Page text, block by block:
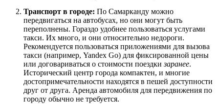
Транспорт в городе: По Самарканду можно
передвигаться на автобусах, но они могут быть
переполнены. Гораздо удобнее пользоваться услугами
такси. Их много, и они относительно недороги.
Рекомендуется пользоваться приложениями для вызова
такси (например, Yandex Go) для фиксированной цены
или договариваться о стоимости поездкизаранее.
Исторический центр города компактен, и многие
достопримечательности находятся в пешей доступности
друг от друга. Аренда автомобиля для передвижения по
городу обычно не требуется.